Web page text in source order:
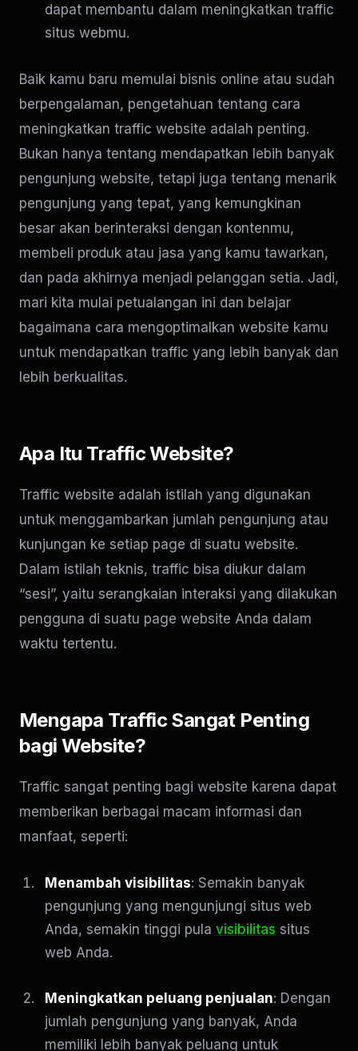
dapat membantu dalam meningkatkan traffic
situs webmu.
Baik kamu baru memulai bisnis online atau sudah
berpengalaman, pengetahuan tentang cara
meningkatkan traffic website adalah penting.
Bukan hanya tentang mendapatkan lebih banyak
pengunjung website, tetapi juga tentang menarik
pengunjung yang tepat, yang kemungkinan
besar akan berinteraksi dengan kontenmu,
membeli produk atau jasa yang kamu tawarkan,
dan pada akhirnya menjadi pelanggan setia. Jadi,
mari kita mulai petualangan ini dan belajar
bagaimana cara mengoptimalkan website kamu
untuk mendapatkan traffic yang lebih banyak dan
lebih berkualitas.
Apa Itu Traffic Website?
Traffic website adalah istilah yang digunakan
untuk menggambarkan jumlah pengunjung atau
kunjungan ke setiap page di suatu website.
Dalam istilah teknis, traffic bisa diukur dalam
“sesi”, yaitu serangkaian interaksi yang dilakukan
pengguna di suatu page website Anda dalam
waktu tertentu.
Mengapa Traffic Sangat Penting
bagi Website?
Traffic sangat penting bagi website karena dapat
memberikan berbagai macam informasi dan
manfaat, seperti:
Menambah visibilitas: Semakin banyak
pengunjung yang mengunjungi situs web
Anda, semakin tinggi pula visibilitas situs
web Anda.
Meningkatkan peluang penjualan: Dengan
jumlah pengunjung yang banyak, Anda
memiliki lebih banyak peluang untuk